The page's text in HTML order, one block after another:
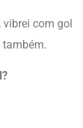
vibrei com gol
também.